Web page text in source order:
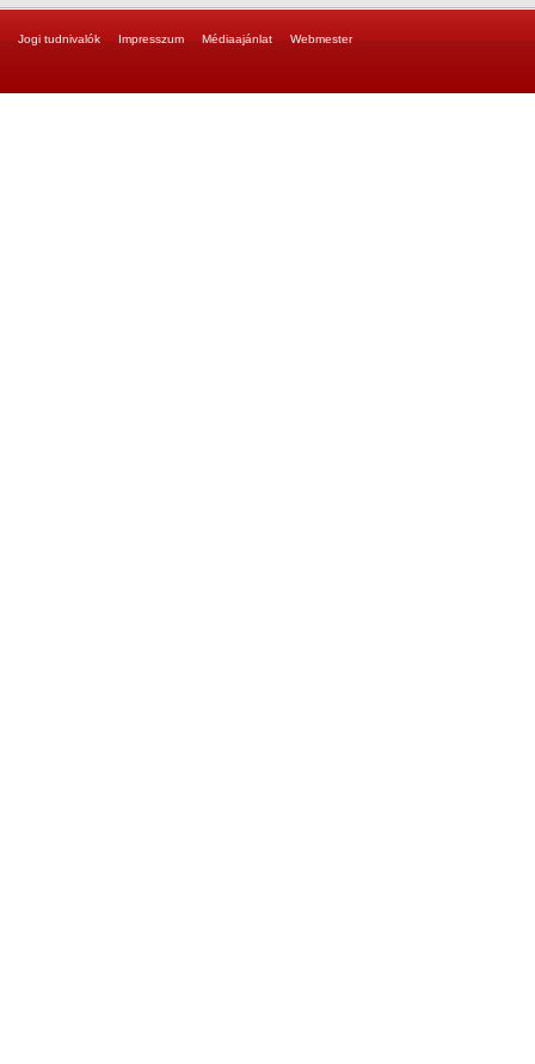
Jogi tudnivalók Impresszum Médiaajánlat Webmester